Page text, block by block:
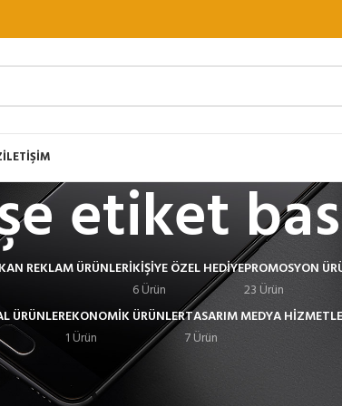
İLETİŞİM
etiket
REKLAM ÜRÜNLERIKIŞIYE ÖZEL HEDIYE
6 Ürün
PROMOSYON
23 Ürün
ÜRÜNLEREKONOMIK ÜRÜNLER
1 Ürün
TASARIM MEDYA
7 Ürün